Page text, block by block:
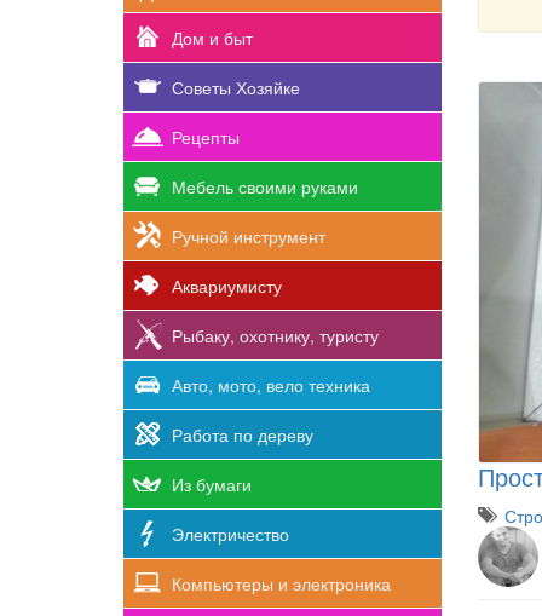
Дом и быт
Советы Хозяйке
Рецепты
Мебель своими руками
Ручной инструмент
Аквариумисту
Рыбаку, охотнику, туристу
Авто, мото, вело техника
Работа по дереву
Из бумаги
Электричество
Компьютеры и электроника